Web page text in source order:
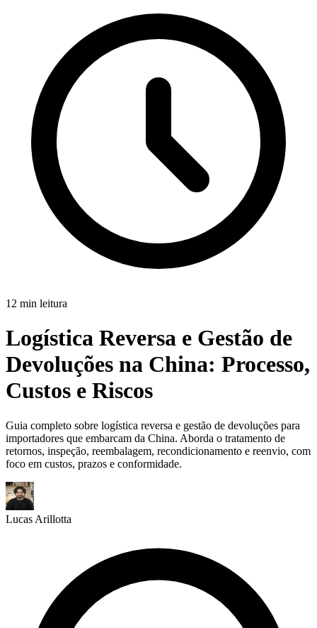
12 min leitura
Logística Reversa e Gestão de
Devoluções na China: Processo,
Custos e Riscos
Guia completo sobre logística reversa e gestão de devoluções para
importadores que embarcam da China. Aborda o tratamento de
retornos, inspeção, reembalagem, recondicionamento e reenvio, com
foco em custos, prazos e conformidade.
Lucas Arillotta